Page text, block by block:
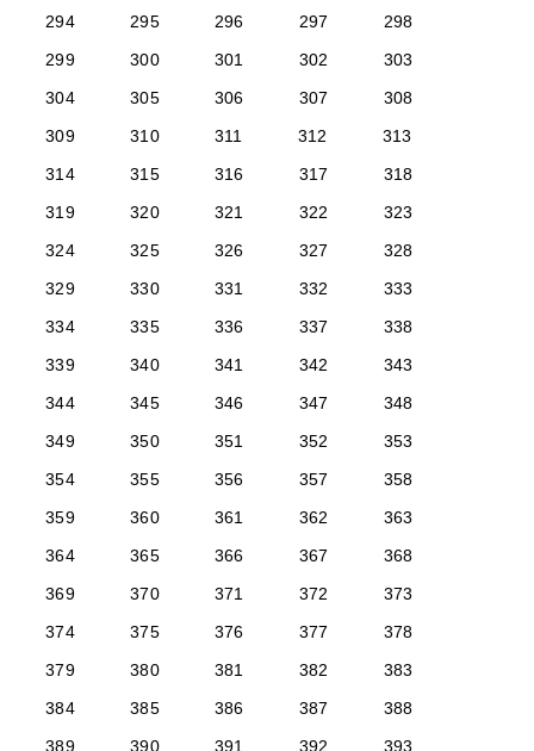
294
295 296 297
298
299
300 301 302
303
304
305 306 307
308
309
310 311 312
313
314
315 316 317
318
319
320 321 322
323
324
325 326 327
328
329
330 331 332
333
334
335 336 337
338
339
340 341 342
343
344
345 346 347
348
349
350 351 352
353
354
355 356 357
358
359
360 361 362
363
364
365 366 367
368
369
370 371 372
373
374
375 376 377
378
379
380 381 382
383
384
385 386 387
388
389
390 391 392 393